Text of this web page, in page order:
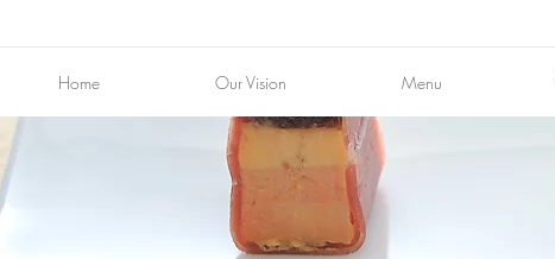
Home Our Vision Menu